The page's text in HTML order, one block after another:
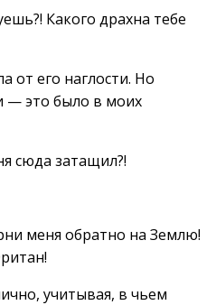
Какого драхна тебе
от его наглости. Но
— это было в моих
сюда затащил?!
меня обратно на Землю!
учитывая, в чьем